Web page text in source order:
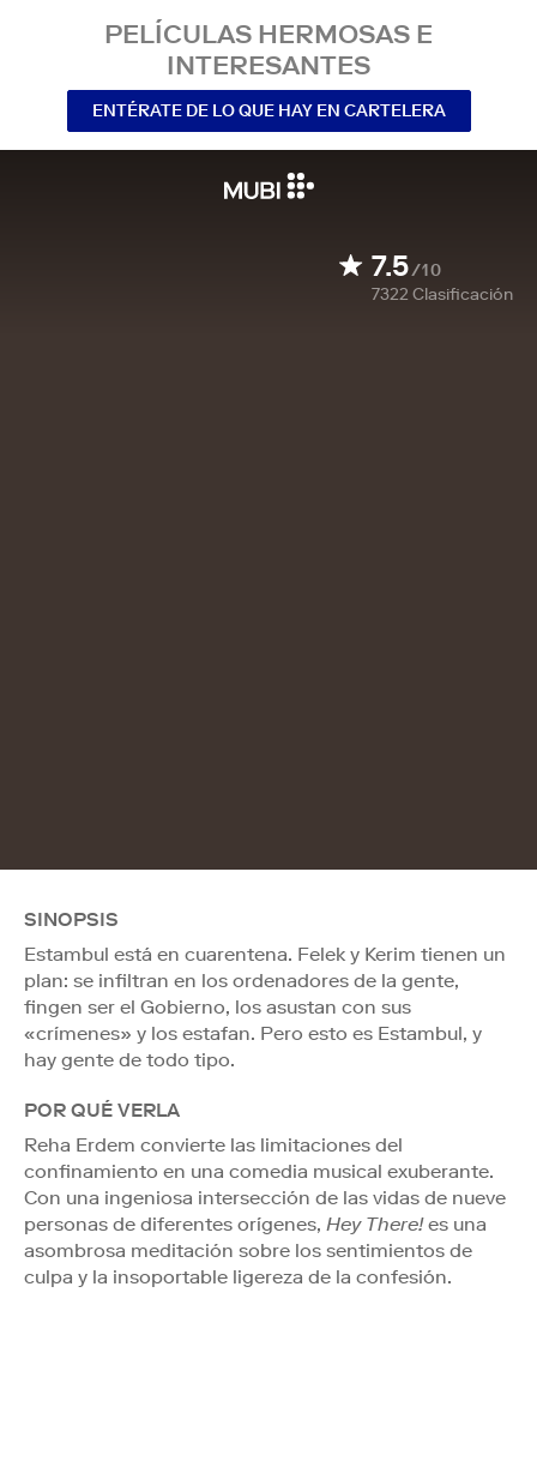
PELÍCULAS HERMOSAS E
INTERESANTES
ENTÉRATE DE LO QUE HAY EN CARTELERA
7.5/10
7322 Clasificación
SINOPSIS
Estambul está en cuarentena. Felek y Kerim tienen un
plan: se infiltran en los ordenadores de la gente,
fingen ser el Gobierno, los asustan con sus
«crímenes» y los estafan. Pero esto es Estambul, y
hay gente de todo tipo.
POR QUÉ VERLA
Reha Erdem convierte las limitaciones del
confinamiento en una comedia musical exuberante.
Con una ingeniosa intersección de las vidas de nueve
personas de diferentes orígenes, Hey There!es una
asombrosa meditación sobre los sentimientos de
culpa y la insoportable ligereza de la confesión.